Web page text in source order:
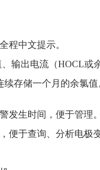
程中文提示。
输出电流（HOCL或
存储一个月的余氯
发生时间，便于管理。
便于查询、分析电极